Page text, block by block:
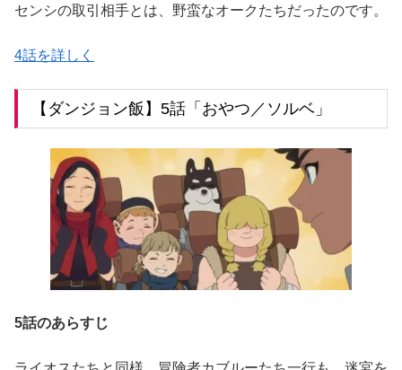
センシの取引相手とは、野蛮なオークたちだったのです。
4話を詳しく
【ダンジョン飯】5話「おやつ／ソルベ」
5話のあらすじ